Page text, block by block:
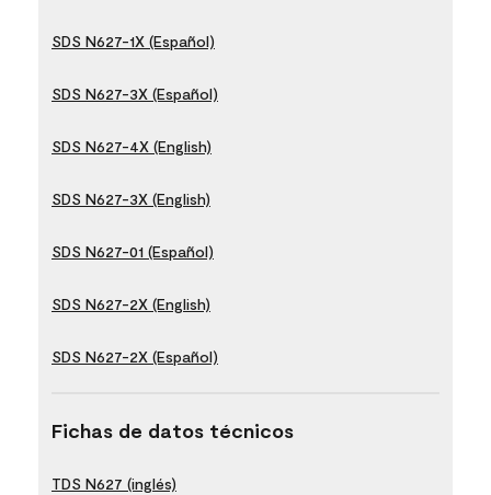
SDS N627-1X (Español)
SDS N627-3X (Español)
SDS N627-4X (English)
SDS N627-3X (English)
SDS N627-01 (Español)
SDS N627-2X (English)
SDS N627-2X (Español)
Fichas de datos técnicos
TDS N627 (inglés)